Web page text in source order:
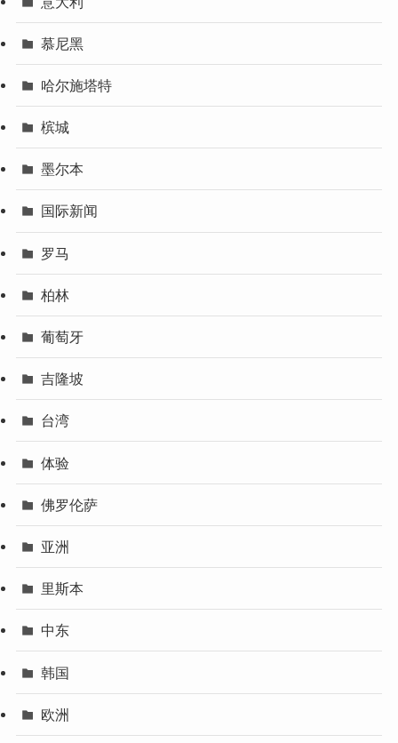
慕尼黑
哈尔施塔特
槟城
墨尔本
国际新闻
罗马
柏林
葡萄牙
吉隆坡
台湾
体验
佛罗伦萨
亚洲
里斯本
中东
韩国
欧洲